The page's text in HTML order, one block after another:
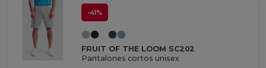
-41%
FRUIT OF THE LOOM SC202
Pantalones cortos unisex